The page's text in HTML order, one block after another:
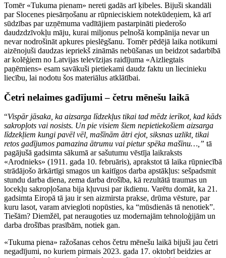
Tomēr «Tukuma pienam» nereti gadās arī ķibeles. Bijuši skandāli
par Slocenes piesārņošanu ar rūpnieciskiem notekūdeņiem, kā arī
sūdzības par uzņēmuma vadītājiem pastarpināti piederošo
daudzdzīvokļu māju, kurai miljonus pelnošā kompānija nevar un
nevar nodrošināt apkures pieslēgšanu. Tomēr pēdējā laika notikumi
aizēnojuši daudzas iepriekš zināmās nebūšanas un beidzot sadarbībā
ar kolēģiem no Latvijas televīzijas raidījuma «Aizliegtais
paņēmiens» esam savākuši pietiekami daudz faktu un liecinieku
liecību, lai nodotu šos materiālus atklātībai.
Četri nelaimes gadījumi – četru mēnešu laikā
“Vispār jāsaka, ka aizsarga līdzekļus tikai tad mēdz ierīkot, kad kāds
sakropļots vai nosists. Un pie visiem šiem nepietiekošiem aizsarga
līdzekļiem kungi pavēl vēl, mašīnām ātri ejot, siksnas uzlikt, tikai
retos gadījumos pamazina ātrumu vai pietur spēka mašīnu…,” tā
pagājušā gadsimta sākumā ar sašutumu vēstīja laikraksts
«Arodnieks» (1911. gada 10. februāris), aprakstot tā laika rūpniecībā
strādājošo ārkārtīgi smagos un kaitīgos darba apstākļus: sešpadsmit
stundu darba diena, zema darba drošība, kā rezultātā traumas un
locekļu sakropļošana bija kļuvusi par ikdienu. Varētu domāt, ka 21.
gadsimta Eiropā tā jau ir sen aizmirsta prakse, drūma vēsture, par
kuru lasot, varam atviegloti nopūsties, ka “mūsdienās tā nenotiek”.
Tiešām? Diemžēl, pat neraugoties uz modernajām tehnoloģijām un
darba drošības prasībām, notiek gan.
«Tukuma piena» ražošanas cehos četru mēnešu laikā bijuši jau četri
negadījumi, no kuriem pirmais 2023. gada 17. oktobrī beidzies ar